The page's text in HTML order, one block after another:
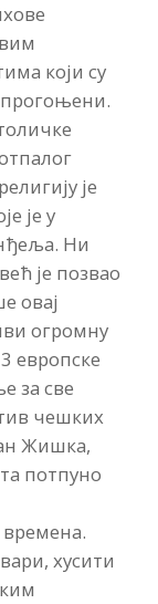
који су
прогоњени.
је
је у
Ни
је позвао
овај
огромну
европске
за све
чешких
Жишка,
потпуно
времена.
хусити